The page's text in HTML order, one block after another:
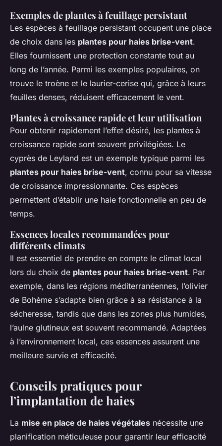
Exemples de plantes à feuillage persistant
Les espèces à feuillage persistant occupent une place
de choix dans les plantes pour haies brise-vent.
Elles fournissent une protection constante tout au
long de l’année. Parmi les exemples populaires, on
trouve le troène et le laurier-cerise qui, grâce à leurs
feuilles denses, réduisent efficacement le vent.
Plantes à croissance rapide et leur utilisation
Pour obtenir rapidement l’effet désiré, les plantes à
croissance rapide sont souvent privilégiées. Le
cyprès de Leyland est un exemple typique parmi les
plantes pour haies brise-vent, connu pour sa vitesse
de croissance impressionnante. Ces espèces
permettent d’établir une haie fonctionnelle en peu de
temps.
Essences locales recommandées pour
différents climats
Il est essentiel de prendre en compte le climat local
lors du choix de plantes pour haies brise-vent. Par
exemple, dans les régions méditerranéennes, l’olivier
de Bohème s’adapte bien grâce à sa résistance à la
sécheresse, tandis que dans les zones plus humides,
l’aulne glutineux est souvent recommandé. Adaptées
à l’environnement local, ces essences assurent une
meilleure survie et efficacité.
Conseils pratiques pour
l’implantation de haies
La mise en place de haies végétales nécessite une
planification méticuleuse pour garantir leur efficacité